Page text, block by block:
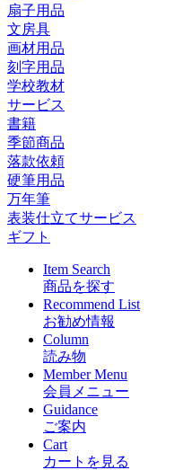
扇子用品
文房具
画材用品
刻字用品
学校教材
サービス
書籍
季節商品
落款依頼
硬筆用品
万年筆
表装仕立てサービス
ギフト
Item Search
商品を探す
Recommend List
お勧め情報
Column
読み物
Member Menu
会員メニュー
Guidance
ご案内
Cart
カートを見る